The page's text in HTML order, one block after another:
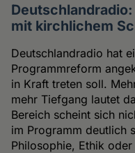
mit kirchlichem
Deutschlandradio hat
Programmreform
in Kraft treten soll.
mehr Tiefgang lautet
Bereich scheint sich
im Programm deutlich
Philosophie, Ethik